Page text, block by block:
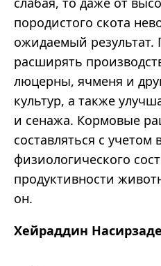
породистого скота
ожидаемый
расширять
люцерны, ячменя и
культур, а также
и сенажа. Кормовые
составляться с учетом
физиологического
продуктивности
он.
Хейраддин Насирзаде